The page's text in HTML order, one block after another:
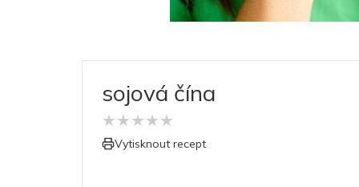
sojová čína
★★★★★
Vytisknout recept